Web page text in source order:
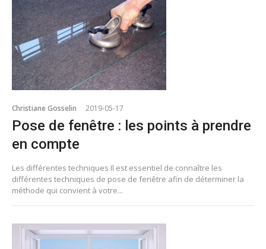
Christiane Gosselin 2019-05-17
Pose de fenêtre : les points à prendre
en compte
Les différentes techniques Il est essentiel de connaître les
différentes techniques de pose de fenêtre afin de déterminer la
méthode qui convient à votre...